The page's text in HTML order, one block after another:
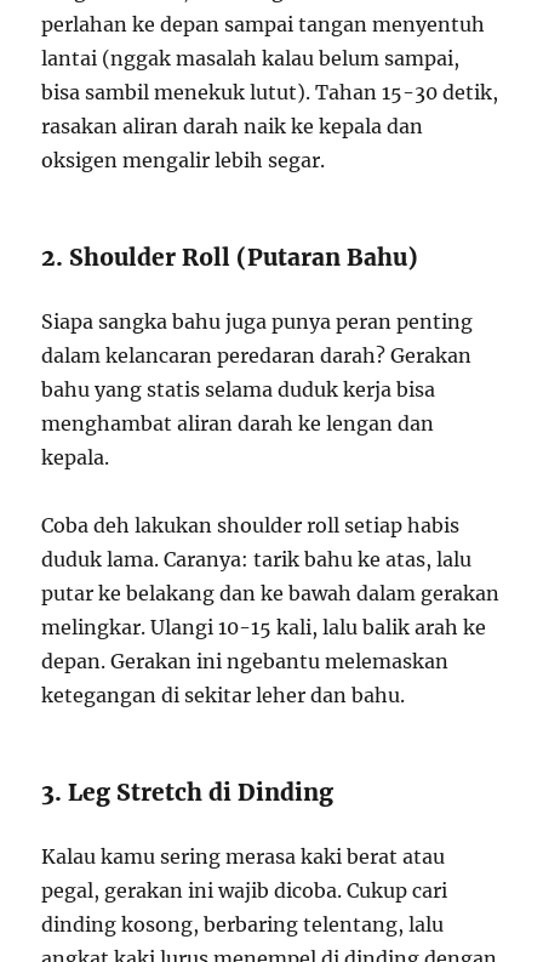
perlahan ke depan sampai tangan menyentuh
lantai (nggak masalah kalau belum sampai,
bisa sambil menekuk lutut). Tahan 15-30 detik,
rasakan aliran darah naik ke kepala dan
oksigen mengalir lebih segar.
2. Shoulder Roll (Putaran Bahu)
Siapa sangka bahu juga punya peran penting
dalam kelancaran peredaran darah? Gerakan
bahu yang statis selama duduk kerja bisa
menghambat aliran darah ke lengan dan
kepala.
Coba deh lakukan shoulder roll setiap habis
duduk lama. Caranya: tarik bahu ke atas, lalu
putar ke belakang dan ke bawah dalam gerakan
melingkar. Ulangi 10-15 kali, lalu balik arah ke
depan. Gerakan ini ngebantu melemaskan
ketegangan di sekitar leher dan bahu.
3. Leg Stretch di Dinding
Kalau kamu sering merasa kaki berat atau
pegal, gerakan ini wajib dicoba. Cukup cari
dinding kosong, berbaring telentang, lalu